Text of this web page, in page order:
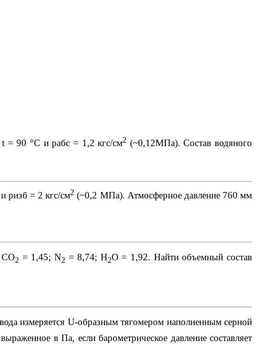
t = 90 °С и рабс = 1,2 кгс/см2 (~0,12МПа). Состав водяного
ризб = 2 кгс/см2 (~0,2 МПа). Атмосферное давление 760 мм
СО2 = 1,45; N2 = 8,74; Н2О = 1,92. Найти объемный состав
измеряется U-образным тягомером наполненным серной
в Па, если барометрическое давление составляет